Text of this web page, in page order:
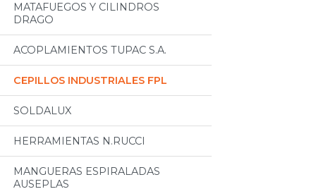
MATAFUEGOS Y CILINDROS
DRAGO
ACOPLAMIENTOS TUPAC S.A.
CEPILLOS INDUSTRIALES FPL
SOLDALUX
HERRAMIENTAS N.RUCCI
MANGUERAS ESPIRALADAS
AUSEPLAS